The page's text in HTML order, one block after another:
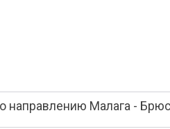
направлению Малага -